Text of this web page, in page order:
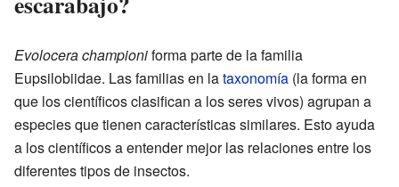
Evolocera championiforma parte de la familia
Eupsilobiidae. Las familias en lataxonomía (la forma en
que los científicos clasifican a los seres vivos) agrupan a
especies que tienen características similares. Esto ayuda
a los científicos a entender mejor las relaciones entre los
diferentes tipos de insectos.